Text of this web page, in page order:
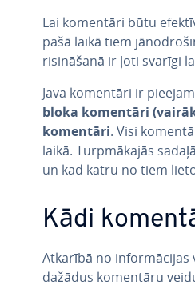
Lai komentāri būtu
pašā laikā tiem
ri­si­nā­ša­nā ir ļoti svarīgi
Java komentāri ir
bloka komentāri
komentāri. Visi
laikā. Turp­mā­ka­jās
un kad katru no tiem
Kādi
Atkarībā no in­for­mā­ci­jas
dažādus komentāru